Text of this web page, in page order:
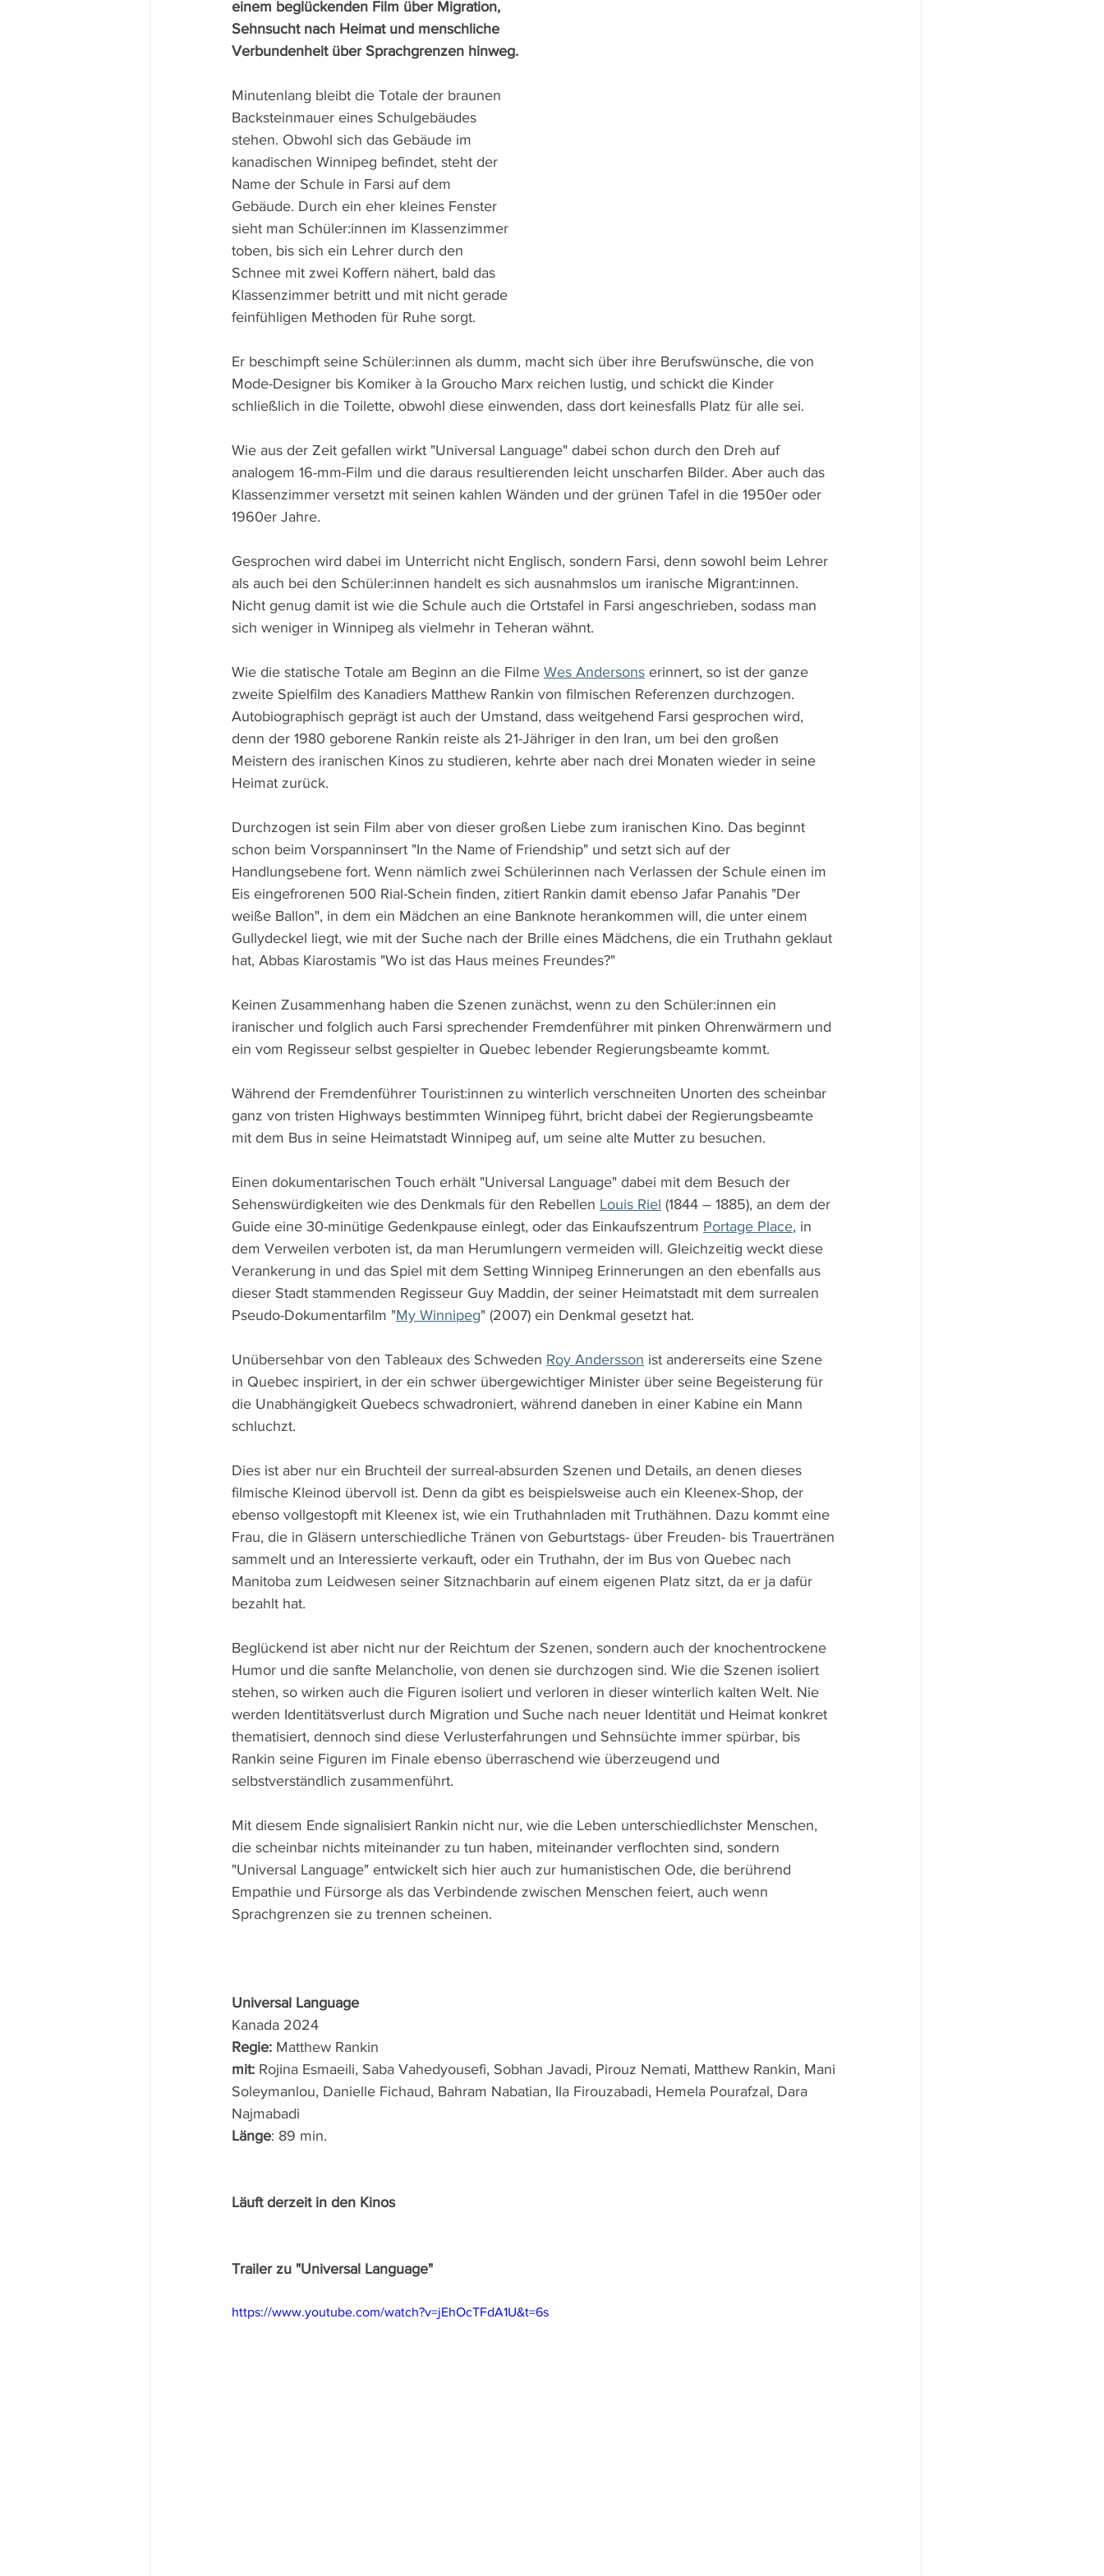
einem beglückenden Film über Migration,
Sehnsucht nach Heimat und menschliche
Verbundenheit über Sprachgrenzen hinweg.
Minutenlang bleibt die Totale der braunen
Backsteinmauer eines Schulgebäudes
stehen. Obwohl sich das Gebäude im
kanadischen Winnipeg befindet, steht der
Name der Schule in Farsi auf dem
Gebäude. Durch ein eher kleines Fenster
sieht man Schüler:innen im Klassenzimmer
toben, bis sich ein Lehrer durch den
Schnee mit zwei Koffern nähert, bald das
Klassenzimmer betritt und mit nicht gerade
feinfühligen Methoden für Ruhe sorgt.
Er beschimpft seine Schüler:innen als dumm, macht sich über ihre Berufswünsche, die von
Mode-Designer bis Komiker à la Groucho Marx reichen lustig, und schickt die Kinder
schließlich in die Toilette, obwohl diese einwenden, dass dort keinesfalls Platz für alle sei.
Wie aus der Zeit gefallen wirkt "Universal Language" dabei schon durch den Dreh auf
analogem 16-mm-Film und die daraus resultierenden leicht unscharfen Bilder. Aber auch das
Klassenzimmer versetzt mit seinen kahlen Wänden und der grünen Tafel in die 1950er oder
1960er Jahre.
Gesprochen wird dabei im Unterricht nicht Englisch, sondern Farsi, denn sowohl beim Lehrer
als auch bei den Schüler:innen handelt es sich ausnahmslos um iranische Migrant:innen.
Nicht genug damit ist wie die Schule auch die Ortstafel in Farsi angeschrieben, sodass man
sich weniger in Winnipeg als vielmehr in Teheran wähnt.
Wie die statische Totale am Beginn an die Filme Wes Andersons erinnert, so ist der ganze
zweite Spielfilm des Kanadiers Matthew Rankin von filmischen Referenzen durchzogen.
Autobiographisch geprägt ist auch der Umstand, dass weitgehend Farsi gesprochen wird,
denn der 1980 geborene Rankin reiste als 21-Jähriger in den Iran, um bei den großen
Meistern des iranischen Kinos zu studieren, kehrte aber nach drei Monaten wieder in seine
Heimat zurück.
Durchzogen ist sein Film aber von dieser großen Liebe zum iranischen Kino. Das beginnt
schon beim Vorspanninsert "In the Name of Friendship" und setzt sich auf der
Handlungsebene fort. Wenn nämlich zwei Schülerinnen nach Verlassen der Schule einen im
Eis eingefrorenen 500 Rial-Schein finden, zitiert Rankin damit ebenso Jafar Panahis "Der
weiße Ballon", in dem ein Mädchen an eine Banknote herankommen will, die unter einem
Gullydeckel liegt, wie mit der Suche nach der Brille eines Mädchens, die ein Truthahn geklaut
hat, Abbas Kiarostamis "Wo ist das Haus meines Freundes?"
Keinen Zusammenhang haben die Szenen zunächst, wenn zu den Schüler:innen ein
iranischer und folglich auch Farsi sprechender Fremdenführer mit pinken Ohrenwärmern und
ein vom Regisseur selbst gespielter in Quebec lebender Regierungsbeamte kommt.
Während der Fremdenführer Tourist:innen zu winterlich verschneiten Unorten des scheinbar
ganz von tristen Highways bestimmten Winnipeg führt, bricht dabei der Regierungsbeamte
mit dem Bus in seine Heimatstadt Winnipeg auf, um seine alte Mutter zu besuchen.
Einen dokumentarischen Touch erhält "Universal Language" dabei mit dem Besuch der
Sehenswürdigkeiten wie des Denkmals für den Rebellen Louis Riel (1844 – 1885), an dem der
Guide eine 30-minütige Gedenkpause einlegt, oder das Einkaufszentrum Portage Place, in
dem Verweilen verboten ist, da man Herumlungern vermeiden will. Gleichzeitig weckt diese
Verankerung in und das Spiel mit dem Setting Winnipeg Erinnerungen an den ebenfalls aus
dieser Stadt stammenden Regisseur Guy Maddin, der seiner Heimatstadt mit dem surrealen
Pseudo-Dokumentarfilm "My Winnipeg" (2007) ein Denkmal gesetzt hat.
Unübersehbar von den Tableaux des Schweden Roy Andersson ist andererseits eine Szene
in Quebec inspiriert, in der ein schwer übergewichtiger Minister über seine Begeisterung für
die Unabhängigkeit Quebecs schwadroniert, während daneben in einer Kabine ein Mann
schluchzt.
Dies ist aber nur ein Bruchteil der surreal-absurden Szenen und Details, an denen dieses
filmische Kleinod übervoll ist. Denn da gibt es beispielsweise auch ein Kleenex-Shop, der
ebenso vollgestopft mit Kleenex ist, wie ein Truthahnladen mit Truthähnen. Dazu kommt eine
Frau, die in Gläsern unterschiedliche Tränen von Geburtstags- über Freuden- bis Trauertränen
sammelt und an Interessierte verkauft, oder ein Truthahn, der im Bus von Quebec nach
Manitoba zum Leidwesen seiner Sitznachbarin auf einem eigenen Platz sitzt, da er ja dafür
bezahlt hat.
Beglückend ist aber nicht nur der Reichtum der Szenen, sondern auch der knochentrockene
Humor und die sanfte Melancholie, von denen sie durchzogen sind. Wie die Szenen isoliert
stehen, so wirken auch die Figuren isoliert und verloren in dieser winterlich kalten Welt. Nie
werden Identitätsverlust durch Migration und Suche nach neuer Identität und Heimat konkret
thematisiert, dennoch sind diese Verlusterfahrungen und Sehnsüchte immer spürbar, bis
Rankin seine Figuren im Finale ebenso überraschend wie überzeugend und
selbstverständlich zusammenführt.
Mit diesem Ende signalisiert Rankin nicht nur, wie die Leben unterschiedlichster Menschen,
die scheinbar nichts miteinander zu tun haben, miteinander verflochten sind, sondern
"Universal Language" entwickelt sich hier auch zur humanistischen Ode, die berührend
Empathie und Fürsorge als das Verbindende zwischen Menschen feiert, auch wenn
Sprachgrenzen sie zu trennen scheinen.
Universal Language
Kanada 2024
Regie: Matthew Rankin
mit: Rojina Esmaeili, Saba Vahedyousefi, Sobhan Javadi, Pirouz Nemati, Matthew Rankin, Mani
Soleymanlou, Danielle Fichaud, Bahram Nabatian, Ila Firouzabadi, Hemela Pourafzal, Dara
Najmabadi
Länge: 89 min.
Läuft derzeit in den Kinos
Trailer zu "Universal Language"
https://www.youtube.com/watch?v=jEhOcTFdA1U&t=6s